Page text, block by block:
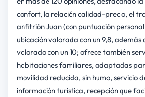
confort, la relación calidad-precio, el
anfitrión Juan (con puntuación personal
ubicación valorada con un 9,8, además
valorado con un 10; ofrece también
habitaciones familiares, adaptadas
movilidad reducida, sin humo, servicio
información turística, recepción que